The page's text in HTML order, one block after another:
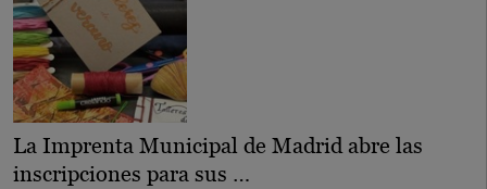
La Imprenta Municipal de Madrid abre las
inscripciones para sus …